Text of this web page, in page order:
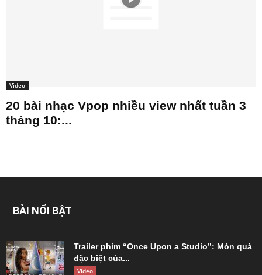
Video
20 bài nhạc Vpop nhiều view nhất tuần 3
tháng 10:...
BÀI NỔI BẬT
Trailer phim “Once Upon a Studio”: Món quà
đặc biệt của...
Video